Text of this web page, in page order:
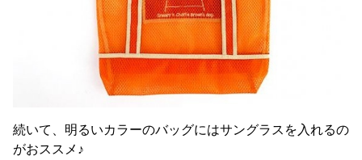
続いて、明るいカラーのバッグにはサングラスを入れるの
がおススメ♪